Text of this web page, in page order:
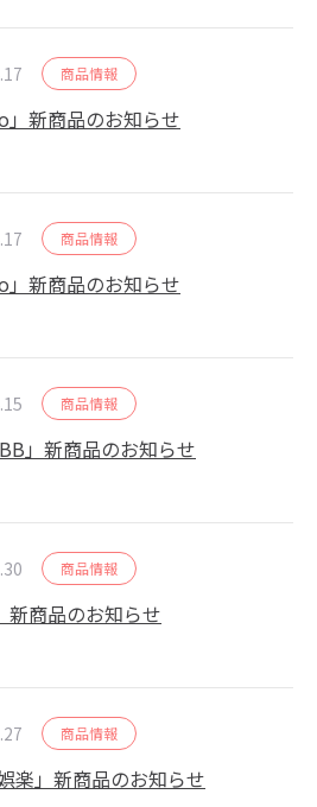
商品情報
」新商品のお知らせ
商品情報
」新商品のお知らせ
商品情報
」新商品のお知らせ
商品情報
新商品のお知らせ
商品情報
楽」新商品のお知らせ